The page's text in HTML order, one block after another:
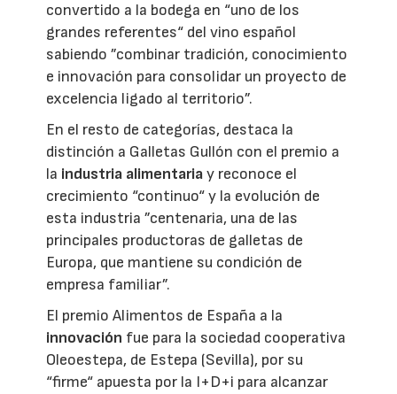
convertido a la bodega en “uno de los
grandes referentes“ del vino español
sabiendo ”combinar tradición, conocimiento
e innovación para consolidar un proyecto de
excelencia ligado al territorio”.
En el resto de categorías, destaca la
distinción a Galletas Gullón con el premio a
la industria alimentariay reconoce el
crecimiento “continuo“ y la evolución de
esta industria ”centenaria, una de las
principales productoras de galletas de
Europa, que mantiene su condición de
empresa familiar”.
El premio Alimentos de España a la
innovación fue para la sociedad cooperativa
Oleoestepa, de Estepa (Sevilla), por su
“firme“ apuesta por la I+D+i para alcanzar